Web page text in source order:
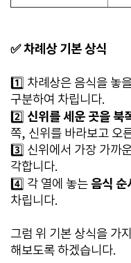
✅ 차례상 기본 상식
1️⃣ 차례상은 음식을 놓
구분하여 차립니다.
2️⃣ 신위를 세운 곳을 북
쪽, 신위를 바라보고 오
3️⃣ 신위에서 가장 가까
각합니다.
4️⃣ 각 열에 놓는 음식 순
차립니다.
그럼 위 기본 상식을 가
해보도록 하겠습니다.